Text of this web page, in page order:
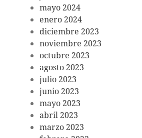
mayo 2024
enero 2024
diciembre 2023
noviembre 2023
octubre 2023
agosto 2023
julio 2023
junio 2023
mayo 2023
abril 2023
marzo 2023